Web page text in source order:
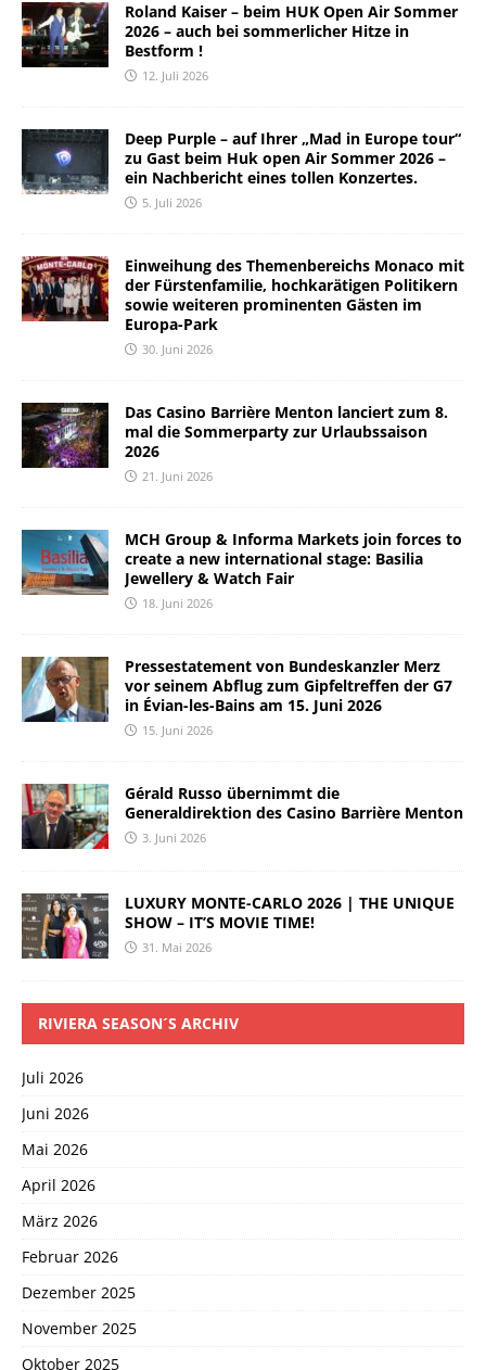
Roland Kaiser – beim HUK Open Air Sommer
2026 – auch bei sommerlicher Hitze in
Bestform !
12. Juli 2026
Deep Purple – auf Ihrer „Mad in Europe tour“
zu Gast beim Huk open Air Sommer 2026 –
ein Nachbericht eines tollen Konzertes.
5. Juli 2026
Einweihung des Themenbereichs Monaco mit
der Fürstenfamilie, hochkarätigen Politikern
sowie weiteren prominenten Gästen im
Europa-Park
30. Juni 2026
Das Casino Barrière Menton lanciert zum 8.
mal die Sommerparty zur Urlaubssaison
2026
21. Juni 2026
MCH Group & Informa Markets join forces to
create a new international stage: Basilia
Jewellery & Watch Fair
18. Juni 2026
Pressestatement von Bundeskanzler Merz
vor seinem Abflug zum Gipfeltreffen der G7
in Évian-les-Bains am 15. Juni 2026
15. Juni 2026
Gérald Russo übernimmt die
Generaldirektion des Casino Barrière Menton
3. Juni 2026
LUXURY MONTE-CARLO 2026 | THE UNIQUE
SHOW – IT’S MOVIE TIME!
31. Mai 2026
RIVIERA SEASON´S ARCHIV
Juli 2026
Juni 2026
Mai 2026
April 2026
März 2026
Februar 2026
Dezember 2025
November 2025
Oktober 2025